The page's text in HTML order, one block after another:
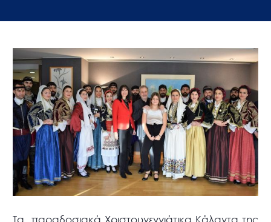
Τα παραδοσιακά Χριστουγεννιάτικα Κάλαντα της